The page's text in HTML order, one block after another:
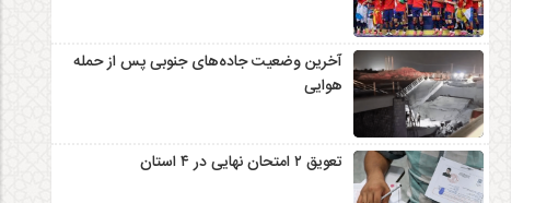
آخرین وضعیت جاده‌های جنوبی پس از حمله
هوایی
تعویق ۲ امتحان نهایی در ۴ استان